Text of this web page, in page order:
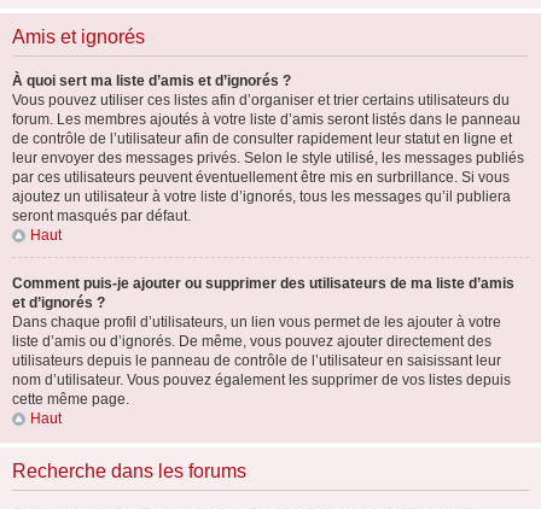
Amis et ignorés
À quoi sert ma liste d’amis et d’ignorés ?
Vous pouvez utiliser ces listes afin d’organiser et trier certains utilisateurs du
forum. Les membres ajoutés à votre liste d’amis seront listés dans le panneau
de contrôle de l’utilisateur afin de consulter rapidement leur statut en ligne et
leur envoyer des messages privés. Selon le style utilisé, les messages publiés
par ces utilisateurs peuvent éventuellement être mis en surbrillance. Si vous
ajoutez un utilisateur à votre liste d’ignorés, tous les messages qu’il publiera
seront masqués par défaut.
Haut
Comment puis-je ajouter ou supprimer des utilisateurs de ma liste d’amis
et d’ignorés ?
Dans chaque profil d’utilisateurs, un lien vous permet de les ajouter à votre
liste d’amis ou d’ignorés. De même, vous pouvez ajouter directement des
utilisateurs depuis le panneau de contrôle de l’utilisateur en saisissant leur
nom d’utilisateur. Vous pouvez également les supprimer de vos listes depuis
cette même page.
Haut
Recherche dans les forums